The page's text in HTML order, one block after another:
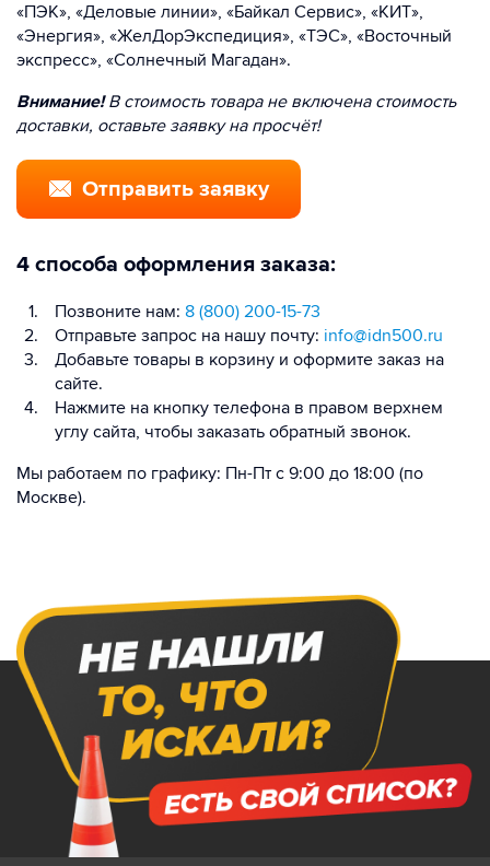
«ПЭК», «Деловые линии», «Байкал Сервис», «КИТ»,
«Энергия», «ЖелДорЭкспедиция», «ТЭС», «Восточный
экспресс», «Солнечный Магадан».
Внимание!В стоимость товара не включена стоимость
доставки, оставьте заявку на просчёт!
Отправить заявку
4 способа оформления заказа:
Позвоните нам: 8 (800) 200-15-73
Отправьте запрос на нашу почту: info@idn500.ru
Добавьте товары в корзину и оформите заказ на
сайте.
Нажмите на кнопку телефона в правом верхнем
углу сайта, чтобы заказать обратный звонок.
Мы работаем по графику: Пн-Пт с 9:00 до 18:00 (по
Москве).